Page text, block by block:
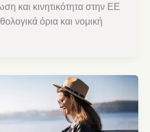
και κινητικότητα στην ΕΕ
όρια και νομική